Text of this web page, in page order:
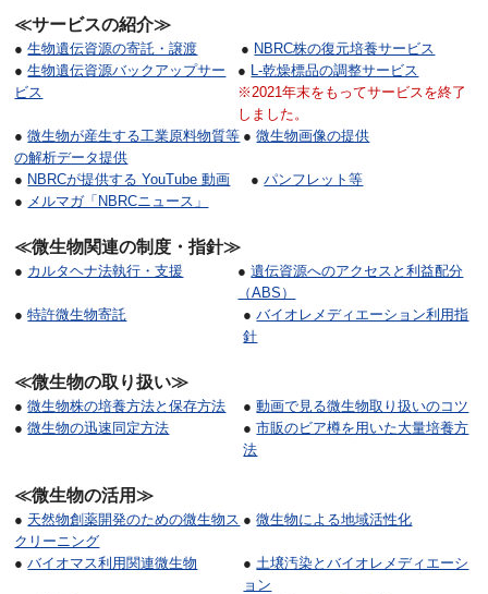
≪サービスの紹介≫
●生物遺伝資源の寄託・譲渡 ● NBRC株の復元培養サービス
●生物遺伝資源バックアップサー
ビス
● L-乾燥標品の調整サービス
※2021年末をもってサービスを終了
しました。
●微生物が産生する工業原料物質等
の解析データ提供
●微生物画像の提供
● NBRCが提供する YouTube 動画 ●パンフレット等
● メルマガ「NBRCニュース」
≪微生物関連の制度・指針≫
● カルタヘナ法執行・支援 ●遺伝資源へのアクセスと利益配分
（ABS）
●特許微生物寄託 ●バイオレメディエーション利用指
針
≪微生物の取り扱い≫
●微生物株の培養方法と保存方法 ●動画で見る微生物取り扱いのコツ
●微生物の迅速同定方法 ●市販のビア樽を用いた大量培養方
法
≪微生物の活用≫
● 天然物創薬開発のための微生物ス
クリーニング
●微生物による地域活性化
●バイオマス利用関連微生物 ● 土壌汚染とバイオレメディエーシ
ョン